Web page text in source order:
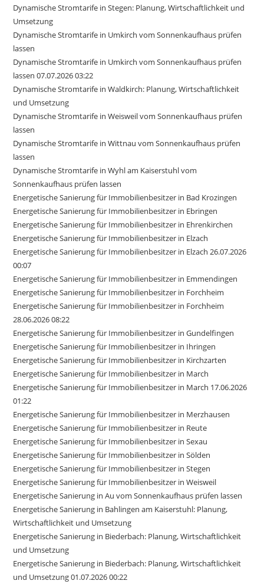
Dynamische Stromtarife in Stegen: Planung, Wirtschaftlichkeit und
Umsetzung
Dynamische Stromtarife in Umkirch vom Sonnenkaufhaus prüfen
lassen
Dynamische Stromtarife in Umkirch vom Sonnenkaufhaus prüfen
lassen 07.07.2026 03:22
Dynamische Stromtarife in Waldkirch: Planung, Wirtschaftlichkeit
und Umsetzung
Dynamische Stromtarife in Weisweil vom Sonnenkaufhaus prüfen
lassen
Dynamische Stromtarife in Wittnau vom Sonnenkaufhaus prüfen
lassen
Dynamische Stromtarife in Wyhl am Kaiserstuhl vom
Sonnenkaufhaus prüfen lassen
Energetische Sanierung für Immobilienbesitzer in Bad Krozingen
Energetische Sanierung für Immobilienbesitzer in Ebringen
Energetische Sanierung für Immobilienbesitzer in Ehrenkirchen
Energetische Sanierung für Immobilienbesitzer in Elzach
Energetische Sanierung für Immobilienbesitzer in Elzach 26.07.2026
00:07
Energetische Sanierung für Immobilienbesitzer in Emmendingen
Energetische Sanierung für Immobilienbesitzer in Forchheim
Energetische Sanierung für Immobilienbesitzer in Forchheim
28.06.2026 08:22
Energetische Sanierung für Immobilienbesitzer in Gundelfingen
Energetische Sanierung für Immobilienbesitzer in Ihringen
Energetische Sanierung für Immobilienbesitzer in Kirchzarten
Energetische Sanierung für Immobilienbesitzer in March
Energetische Sanierung für Immobilienbesitzer in March 17.06.2026
01:22
Energetische Sanierung für Immobilienbesitzer in Merzhausen
Energetische Sanierung für Immobilienbesitzer in Reute
Energetische Sanierung für Immobilienbesitzer in Sexau
Energetische Sanierung für Immobilienbesitzer in Sölden
Energetische Sanierung für Immobilienbesitzer in Stegen
Energetische Sanierung für Immobilienbesitzer in Weisweil
Energetische Sanierung in Au vom Sonnenkaufhaus prüfen lassen
Energetische Sanierung in Bahlingen am Kaiserstuhl: Planung,
Wirtschaftlichkeit und Umsetzung
Energetische Sanierung in Biederbach: Planung, Wirtschaftlichkeit
und Umsetzung
Energetische Sanierung in Biederbach: Planung, Wirtschaftlichkeit
und Umsetzung 01.07.2026 00:22